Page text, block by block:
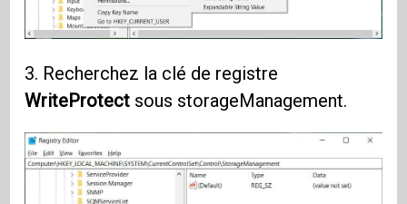
3. Recherchez la clé de registre
WriteProtect sous storageManagement.